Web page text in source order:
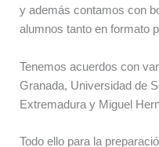
y además contamos con
alumnos tanto en formato
Tenemos acuerdos con
Granada, Universidad de
Extremadura y Miguel
Todo ello para la